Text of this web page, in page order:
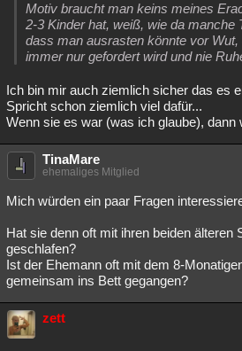
Motiv braucht man keins meines
2-3 Kinder hat, weiß, wie da manche
dass man ausrasten könnte vor
immer nur gefordert wird und nie
Ich bin mir auch ziemlich sicher das es
Spricht schon ziemlich viel dafür...
Wenn sie es war (was ich glaube), dann
TinaMare
ehemaliges Mitglied
Mich würden ein paar Fragen
Hat sie denn oft mit ihren beiden älteren
geschlafen?
Ist der Ehemann oft mit dem 8-
gemeinsam ins Bett gegangen?
zett